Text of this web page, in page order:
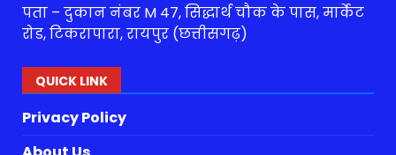
पता – दुकान नंबर M 47, सिद्धार्थ चौक के पास, मार्केट
रोड, टिकरापारा, रायपुर (छत्तीसगढ़)
QUICK LINK
Privacy Policy